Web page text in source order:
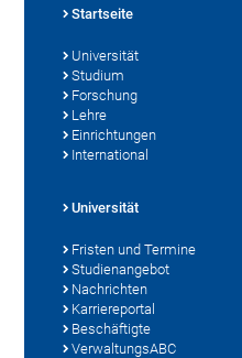
Startseite
Universität
Studium
Forschung
Lehre
Einrichtungen
International
Universität
Fristen und Termine
Studienangebot
Nachrichten
Karriereportal
Beschäftigte
VerwaltungsABC